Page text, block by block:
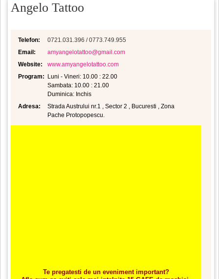
Angelo Tattoo
Telefon:
0721.031.396 / 0773.749.955
Email:
amyangelotattoo@gmail.com
Website:
www.amyangelotattoo.com
Program:
Luni - Vineri: 10.00 : 22.00
Sambata: 10.00 : 21.00
Duminica: Inchis
Adresa:
Strada Austrului nr.1 , Sector 2 , Bucuresti , Zona
Pache Protopopescu.
Te pregatesti de un eveniment important?